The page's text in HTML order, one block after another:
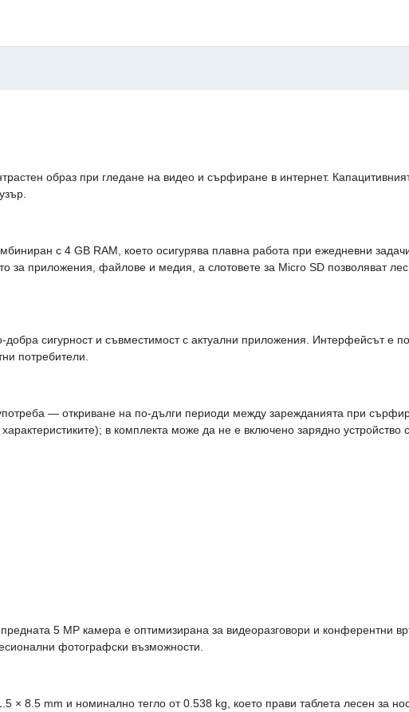
образ при гледане на видео и сърфиране в интернет.
с 4 GB RAM, което осигурява плавна работа при ежедневни
за приложения, файлове и медия, а слотовете за Micro SD позволяват
сигурност и съвместимост с актуални приложения. Интерфейсът е
потребители.
— откриване на по-дълги периоди между зарежданията при
в комплекта може да не е включено зарядно устройство
5 MP камера е оптимизирана за видеоразговори и конферентни
фотографски възможности.
× 8.5 mm и номинално тегло от 0.538 kg, което прави таблета лесен за